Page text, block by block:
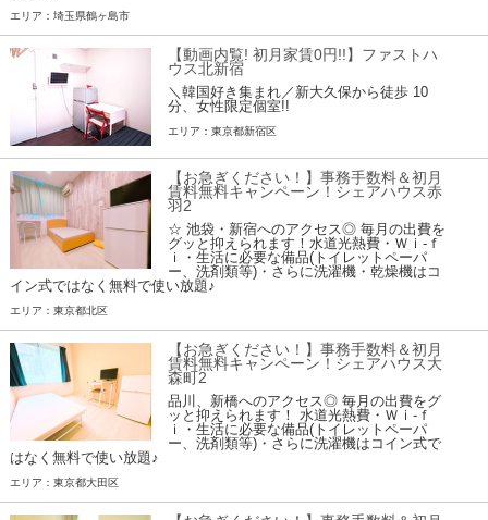
エリア：埼玉県鶴ヶ島市
【動画内覧! 初月家賃0円!!】ファストハ
ウス北新宿
＼韓国好き集まれ／新大久保から徒歩 10
分、女性限定個室!!
エリア：東京都新宿区
【お急ぎください！】事務手数料＆初月
賃料無料キャンペーン！シェアハウス赤
羽2
☆ 池袋・新宿へのアクセス◎ 毎月の出費を
グッと抑えられます！水道光熱費・Ｗｉ-ｆ
ｉ・生活に必要な備品(トイレットペーパ
ー、洗剤類等)・さらに洗濯機・乾燥機はコ
イン式ではなく無料で使い放題♪
エリア：東京都北区
【お急ぎください！】事務手数料＆初月
賃料無料キャンペーン！シェアハウス大
森町2
品川、新橋へのアクセス◎ 毎月の出費をグ
ッと抑えられます！ 水道光熱費・Ｗｉ-ｆ
ｉ・生活に必要な備品(トイレットペーパ
ー、洗剤類等)・さらに洗濯機はコイン式で
はなく無料で使い放題♪
エリア：東京都大田区